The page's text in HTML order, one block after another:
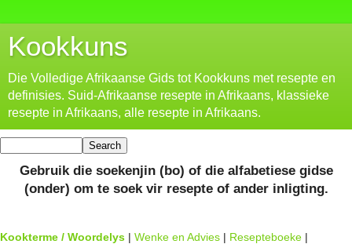
Kookkuns
Die Volledige Afrikaanse Gids tot Kookkuns met resepte en
definisies. Suid-Afrikaanse resepte in Afrikaans, klassieke
resepte in Afrikaans, alle resepte in Afrikaans.
Gebruik die soekenjin (bo) of die alfabetiese gidse
(onder) om te soek vir resepte of ander inligting.
Kookterme / Woordelys | Wenke en Advies | Resepteboeke |